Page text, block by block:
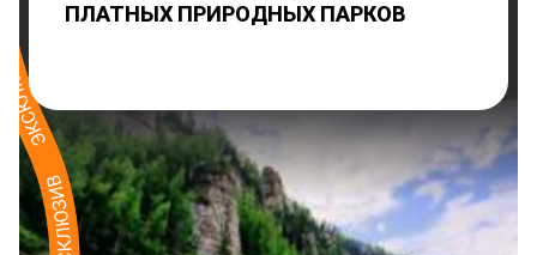
ПЛАТНЫХ ПРИРОДНЫХ ПАРКОВ